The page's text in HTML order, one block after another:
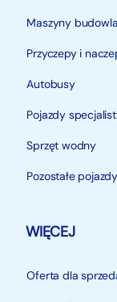
Maszyny
Przyczepy i
Autobusy
Pojazdy
Sprzęt wodny
Pozostałe pojazdy
WIĘCEJ
Oferta dla